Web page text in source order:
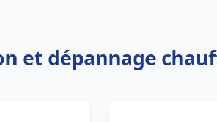
et dépannage